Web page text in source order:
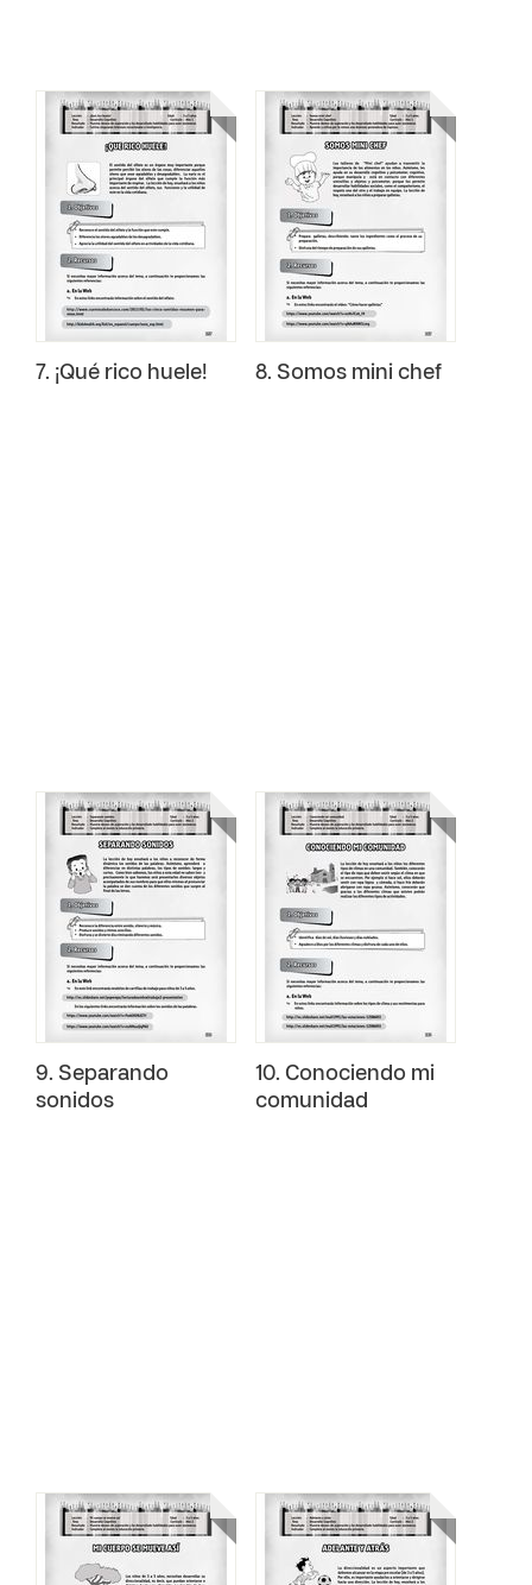
7. ¡Qué rico huele! 8. Somos mini chef
9. Separando
sonidos
10. Conociendo mi
comunidad